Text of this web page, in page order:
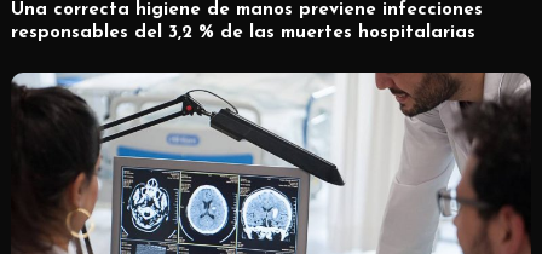
Una correcta higiene de manos previene infecciones
responsables del 3,2 % de las muertes hospitalarias